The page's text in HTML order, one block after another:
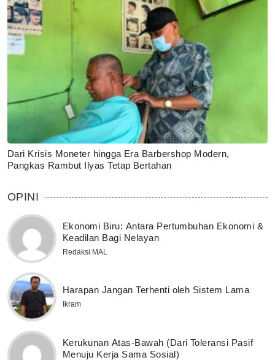
Dari Krisis Moneter hingga Era Barbershop Modern,
Pangkas Rambut Ilyas Tetap Bertahan
OPINI
Ekonomi Biru: Antara Pertumbuhan Ekonomi &
Keadilan Bagi Nelayan
Redaksi MAL
Harapan Jangan Terhenti oleh Sistem Lama
Ikram
Kerukunan Atas-Bawah (Dari Toleransi Pasif
Menuju Kerja Sama Sosial)